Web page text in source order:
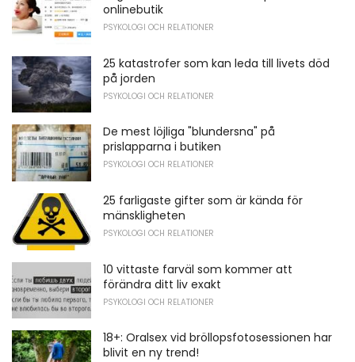
onlinebutik
PSYKOLOGI OCH RELATIONER
25 katastrofer som kan leda till livets död
på jorden
PSYKOLOGI OCH RELATIONER
De mest löjliga "blundersna" på
prislapparna i butiken
PSYKOLOGI OCH RELATIONER
25 farligaste gifter som är kända för
mänskligheten
PSYKOLOGI OCH RELATIONER
10 vittaste farväl som kommer att
förändra ditt liv exakt
PSYKOLOGI OCH RELATIONER
18+: Oralsex vid bröllopsfotosessionen har
blivit en ny trend!